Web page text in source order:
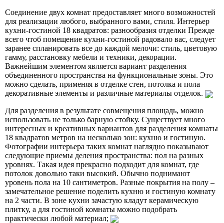
Соединение двух комнат предоставляет много возможностей
для реализации любого, выбранного вами, стиля. Интерьер
кухни-гостиной 18 квадратов: разнообразия отделки Прежде
всего чтоб помещение кухни-гостиной радовало вас, следует
заранее спланировать все до каждой мелочи: стиль, цветовую
гамму, расстановку мебели и техники, декорации.
Важнейшим элементом является вариант разделения
объединенного пространства на функциональные зоны. Это
можно сделать, применяя в отделке стен, потолка и пола
декоративные элементы и различные материалы отделок.
Для разделения в результате совмещения площадь, можно
использовать не только барную стойку. Существует много
интересных и креативных вариантов для разделения комнаты
18 квадратов метров на несколько зон: кухню и гостиную.
Фотографии интерьера таких комнат наглядно показывают
следующие приемы деления пространства: пол на разных
уровнях. Такая идея прекрасно подходит для комнат, где
потолок довольно таки высокий. Обычно поднимают
уровень пола на 10 сантиметров. Разные покрытия на полу –
замечательное решение поделить кухню и гостиную комнату
на 2 части. В зоне кухни зачастую кладут керамическую
плитку, а для гостиной комнаты можно подобрать
практически любой материал;